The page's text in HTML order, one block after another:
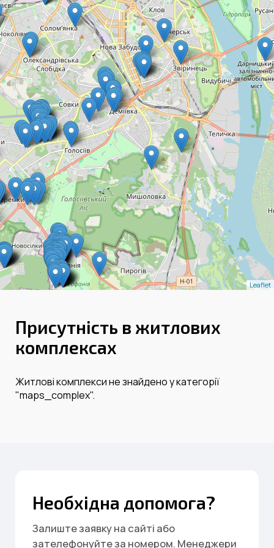
Leaflet
Замовити підключення
Присутність в житлових
комплексах
Житлові комплекси не знайдено у категорії
"maps_complex".
Необхідна допомога?
Залиште заявку на сайті або
зателефонуйте за номером. Менеджери